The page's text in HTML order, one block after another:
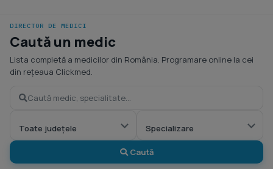
DIRECTOR DE MEDICI
Caută un medic
Lista completă a medicilor din România. Programare online la cei
din rețeaua Clickmed.
Caută